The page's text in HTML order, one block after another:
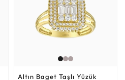
Altın Baget Taşlı Yüzük